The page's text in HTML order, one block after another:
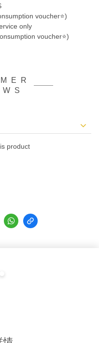
voucher⭐)
only
voucher⭐)
product